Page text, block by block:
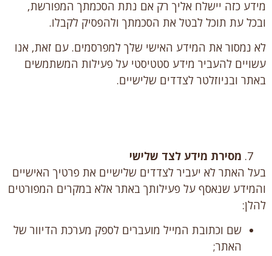
מידע כזה יישלח אליך רק אם נתת הסכמתך המפורשת,
ובכל עת תוכל לבטל את הסכמתך ולהפסיק לקבלו.
לא נמסור את המידע האישי שלך למפרסמים. עם זאת, אנו
עשויים להעביר מידע סטטיסטי על פעילות המשתמשים
באתר ובניוזלטר לצדדים שלישיים.
מסירת מידע לצד שלישי
בעל האתר לא יעביר לצדדים שלישיים את פרטיך האישיים
והמידע שנאסף על פעילותך באתר אלא במקרים המפורטים
להלן:
שם וכתובת המייל מועברים לספק מערכת הדיוור של
האתר;